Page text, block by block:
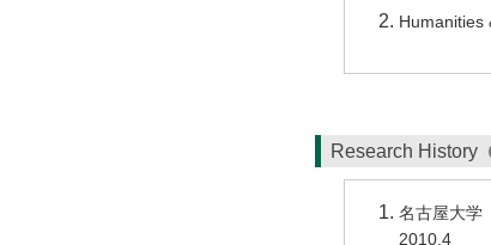
Humanities
Research History
名古屋大
2010.4